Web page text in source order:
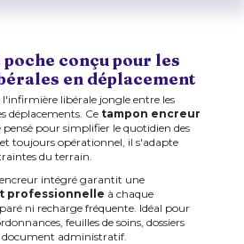
conçu pour les
en déplacement
libérale jongle entre les
déplacements. Ce tampon encreur
pour simplifier le quotidien des
toujours opérationnel, il s'adapte
du terrain.
intégré garantit une
professionnelle à chaque
ni recharge fréquente. Idéal pour
feuilles de soins, dossiers
administratif.